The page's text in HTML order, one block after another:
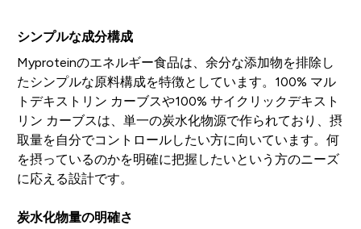
シンプルな成分構成
Myproteinのエネルギー食品は、余分な添加物を排除し
たシンプルな原料構成を特徴としています。100% マル
トデキストリン カーブスや100% サイクリックデキスト
リン カーブスは、単一の炭水化物源で作られており、摂
取量を自分でコントロールしたい方に向いています。何
を摂っているのかを明確に把握したいという方のニーズ
に応える設計です。
炭水化物量の明確さ